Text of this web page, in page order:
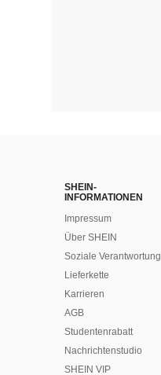
SHEIN-
INFORMATIONEN
Impressum
Über SHEIN
Soziale Verantwortung
Lieferkette
Karrieren
AGB
Studentenrabatt
Nachrichtenstudio
SHEIN VIP